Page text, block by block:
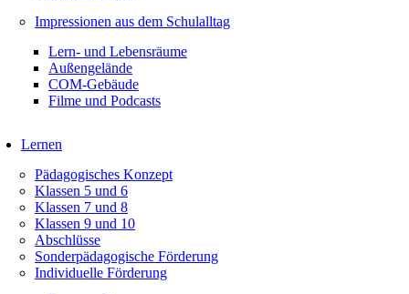
Impressionen aus dem Schulalltag
Lern- und Lebensräume
Außengelände
COM-Gebäude
Filme und Podcasts
Lernen
Pädagogisches Konzept
Klassen 5 und 6
Klassen 7 und 8
Klassen 9 und 10
Abschlüsse
Sonderpädagogische Förderung
Individuelle Förderung